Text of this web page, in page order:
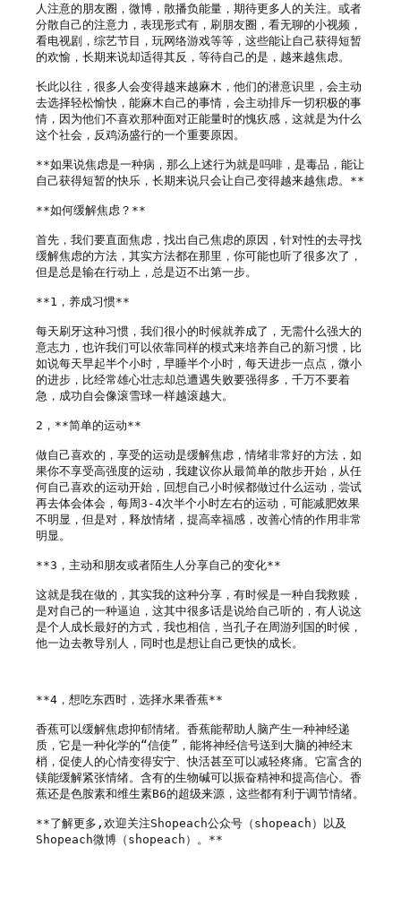
人注意的朋友圈，微博，散播负能量，期待更多人的关注。或者
分散自己的注意力，表现形式有，刷朋友圈，看无聊的小视频，
看电视剧，综艺节目，玩网络游戏等等，这些能让自己获得短暂
的欢愉，长期来说却适得其反，等待自己的是，越来越焦虑。
长此以往，很多人会变得越来越麻木，他们的潜意识里，会主动
去选择轻松愉快，能麻木自己的事情，会主动排斥一切积极的事
情，因为他们不喜欢那种面对正能量时的愧疚感，这就是为什么
这个社会，反鸡汤盛行的一个重要原因。
**如果说焦虑是一种病，那么上述行为就是吗啡，是毒品，能让
自己获得短暂的快乐，长期来说只会让自己变得越来越焦虑。**
**如何缓解焦虑？**
首先，我们要直面焦虑，找出自己焦虑的原因，针对性的去寻找
缓解焦虑的方法，其实方法都在那里，你可能也听了很多次了，
但是总是输在行动上，总是迈不出第一步。
**1，养成习惯**
每天刷牙这种习惯，我们很小的时候就养成了，无需什么强大的
意志力，也许我们可以依靠同样的模式来培养自己的新习惯，比
如说每天早起半个小时，早睡半个小时，每天进步一点点，微小
的进步，比经常雄心壮志却总遭遇失败要强得多，千万不要着
急，成功自会像滚雪球一样越滚越大。
2，**简单的运动**
做自己喜欢的，享受的运动是缓解焦虑，情绪非常好的方法，如
果你不享受高强度的运动，我建议你从最简单的散步开始，从任
何自己喜欢的运动开始，回想自己小时候都做过什么运动，尝试
再去体会体会，每周3-4次半个小时左右的运动，可能减肥效果
不明显，但是对，释放情绪，提高幸福感，改善心情的作用非常
明显。
**3，主动和朋友或者陌生人分享自己的变化**
这就是我在做的，其实我的这种分享，有时候是一种自我救赎，
是对自己的一种逼迫，这其中很多话是说给自己听的，有人说这
是个人成长最好的方式，我也相信，当孔子在周游列国的时候，
他一边去教导别人，同时也是想让自己更快的成长。
**4，想吃东西时，选择水果香蕉**
香蕉可以缓解焦虑抑郁情绪。香蕉能帮助人脑产生一种神经递
质，它是一种化学的“信使”，能将神经信号送到大脑的神经末
梢，促使人的心情变得安宁、快活甚至可以减轻疼痛。它富含的
镁能缓解紧张情绪。含有的生物碱可以振奋精神和提高信心。香
蕉还是色胺素和维生素B6的超级来源，这些都有利于调节情绪。
**了解更多,欢迎关注Shopeach公众号（shopeach）以及
Shopeach微博（shopeach）。**